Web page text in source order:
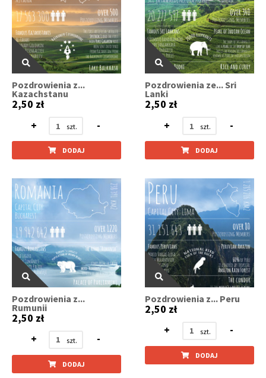
Pozdrowienia z...
Kazachstanu
2,50 zł
+
-
DODAJ
Pozdrowienia ze... Sri
Lanki
2,50 zł
+
-
DODAJ
Pozdrowienia z...
Rumunii
2,50 zł
+
-
DODAJ
Pozdrowienia z... Peru
2,50 zł
+
-
DODAJ